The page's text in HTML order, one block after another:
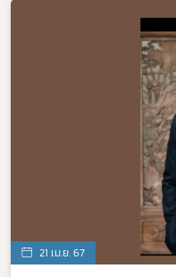
21 เม.ย. 67